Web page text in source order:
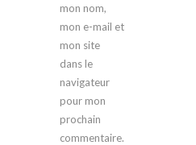
mon nom,
mon e-mail et
mon site
dans le
navigateur
pour mon
prochain
commentaire.